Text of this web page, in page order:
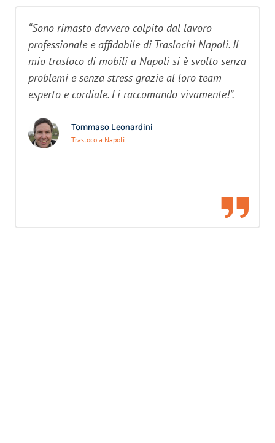
“Sono rimasto davvero colpito dal lavoro
professionale e affidabile di Traslochi Napoli. Il
mio trasloco di mobili a Napoli si è svolto senza
problemi e senza stress grazie al loro team
esperto e cordiale. Li raccomando vivamente!”.
Tommaso Leonardini
Trasloco a Napoli